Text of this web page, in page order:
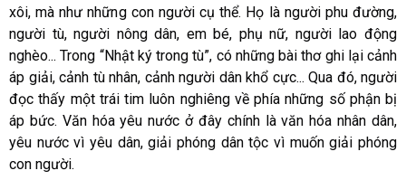
xôi, mà như những con người cụ thể. Họ là người phu đường,
người tù, người nông dân, em bé, phụ nữ, người lao động
nghèo... Trong “Nhật ký trong tù”, có những bài thơ ghi lại cảnh
áp giải, cảnh tù nhân, cảnh người dân khổ cực... Qua đó, người
đọc thấy một trái tim luôn nghiêng về phía những số phận bị
áp bức. Văn hóa yêu nước ở đây chính là văn hóa nhân dân,
yêu nước vì yêu dân, giải phóng dân tộc vì muốn giải phóng
con người.